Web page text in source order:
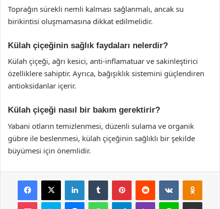
Toprağın sürekli nemli kalması sağlanmalı, ancak su
birikintisi oluşmamasına dikkat edilmelidir.
Külah çiçeğinin sağlık faydaları nelerdir?
Külah çiçeği, ağrı kesici, anti-inflamatuar ve sakinleştirici
özelliklere sahiptir. Ayrıca, bağışıklık sistemini güçlendiren
antioksidanlar içerir.
Külah çiçeği nasıl bir bakım gerektirir?
Yabani otların temizlenmesi, düzenli sulama ve organik
gübre ile beslenmesi, külah çiçeğinin sağlıklı bir şekilde
büyümesi için önemlidir.
Facebook
X LinkedInTumblr PinterestReddit VKontakte
Pocket Skype MessengerWhatsAppTelegramViber Line E-Posta ile